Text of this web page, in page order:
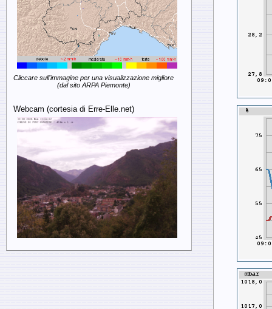
Cliccare sull'immagine per una visualizzazione migliore
(dal sito ARPA Piemonte)
Webcam (cortesia di Erre-Elle.net)